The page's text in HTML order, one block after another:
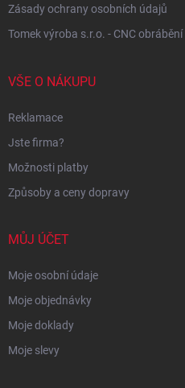
Zásady ochrany osobních údajů
Tomek výroba s.r.o. - CNC obrábění
VŠE O NÁKUPU
Reklamace
Jste firma?
Možnosti platby
Způsoby a ceny dopravy
MŮJ ÚČET
Moje osobní údaje
Moje objednávky
Moje doklady
Moje slevy